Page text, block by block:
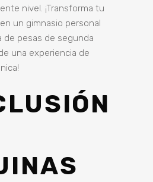
nivel. ¡Transforma tu
un gimnasio personal
de pesas de segunda
una experiencia de